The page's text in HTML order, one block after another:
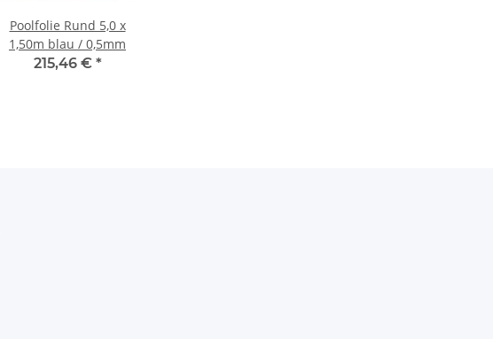
Poolfolie Rund 5,0 x
1,50m blau / 0,5mm
215,46 € *